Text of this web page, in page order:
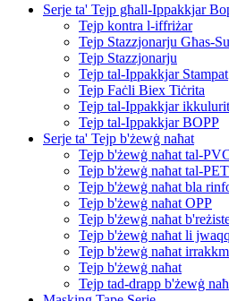
Serje ta' Tejp għall-Ippakkjar
Tejp kontra l-iffriżar
Tejp Stazzjonarju Għas-
Tejp Stazzjonarju
Tejp tal-Ippakkjar Stampat
Tejp Faċli Biex Tiċrita
Tejp tal-Ippakkjar ikkulurit
Tejp tal-Ippakkjar BOPP
Serje ta' Tejp b'żewġ naħat
Tejp b'żewġ naħat tal-
Tejp b'żewġ naħat tal-PET
Tejp b'żewġ naħat bla
Tejp b'żewġ naħat OPP
Tejp b'żewġ naħat
Tejp b'żewġ naħat li
Tejp b'żewġ naħat
Tejp b'żewġ naħat
Tejp tad-drapp b'żewġ